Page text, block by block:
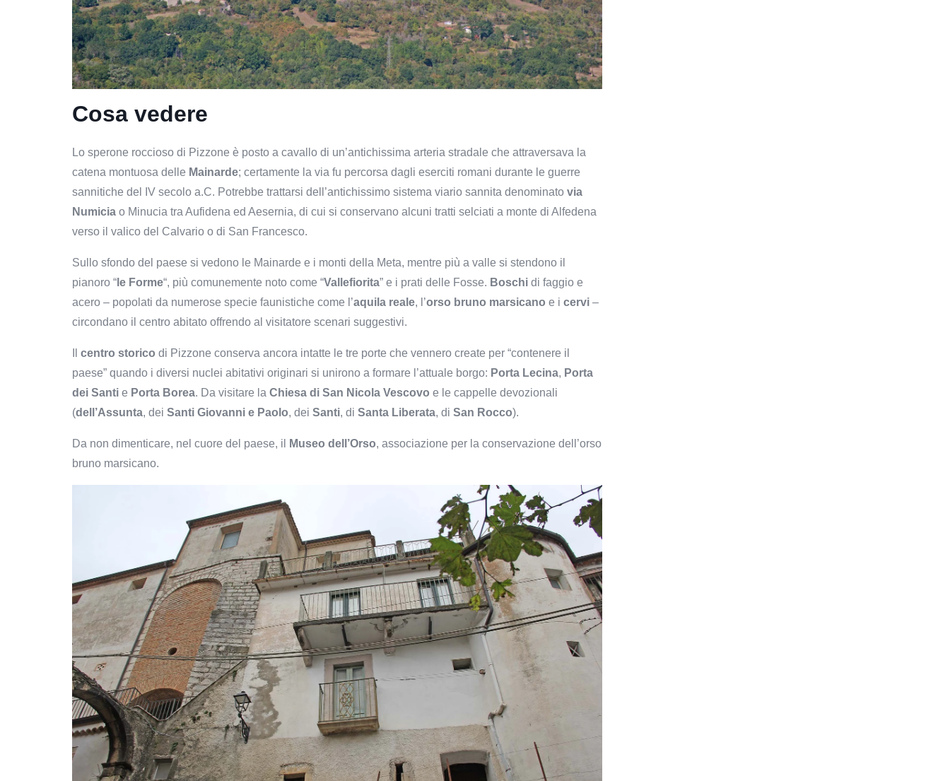
Cosa vedere
Lo sperone roccioso di Pizzone è posto a cavallo di un’antichissima arteria stradale che attraversava la
catena montuosa delle Mainarde; certamente la via fu percorsa dagli eserciti romani durante le guerre
sannitiche del IV secolo a.C. Potrebbe trattarsi dell’antichissimo sistema viario sannita denominato via
Numicia o Minucia tra Aufidena ed Aesernia, di cui si conservano alcuni tratti selciati a monte di Alfedena
verso il valico del Calvario o di San Francesco.
Sullo sfondo del paese si vedono le Mainarde e i monti della Meta, mentre più a valle si stendono il
pianoro “ le Forme“, più comunemente noto come “Vallefiorita” e i prati delle Fosse. Boschi di faggio e
acero – popolati da numerose specie faunistiche come l’aquila reale, l’orso bruno marsicano e i cervi –
circondano il centro abitato offrendo al visitatore scenari suggestivi.
centro storico di Pizzone conserva ancora intatte le tre porte che vennero create per “contenere il
paese” quando i diversi nuclei abitativi originari si unirono a formare l’attuale borgo: Porta Lecina, Porta
dei Santi e Porta Borea. Da visitare la Chiesa di San Nicola Vescovo e le cappelle devozionali
(dell’Assunta, dei Santi Giovanni e Paolo, dei Santi, di Santa Liberata, di San Rocco).
Da non dimenticare, nel cuore del paese, il Museo dell’Orso, associazione per la conservazione dell’orso
bruno marsicano.